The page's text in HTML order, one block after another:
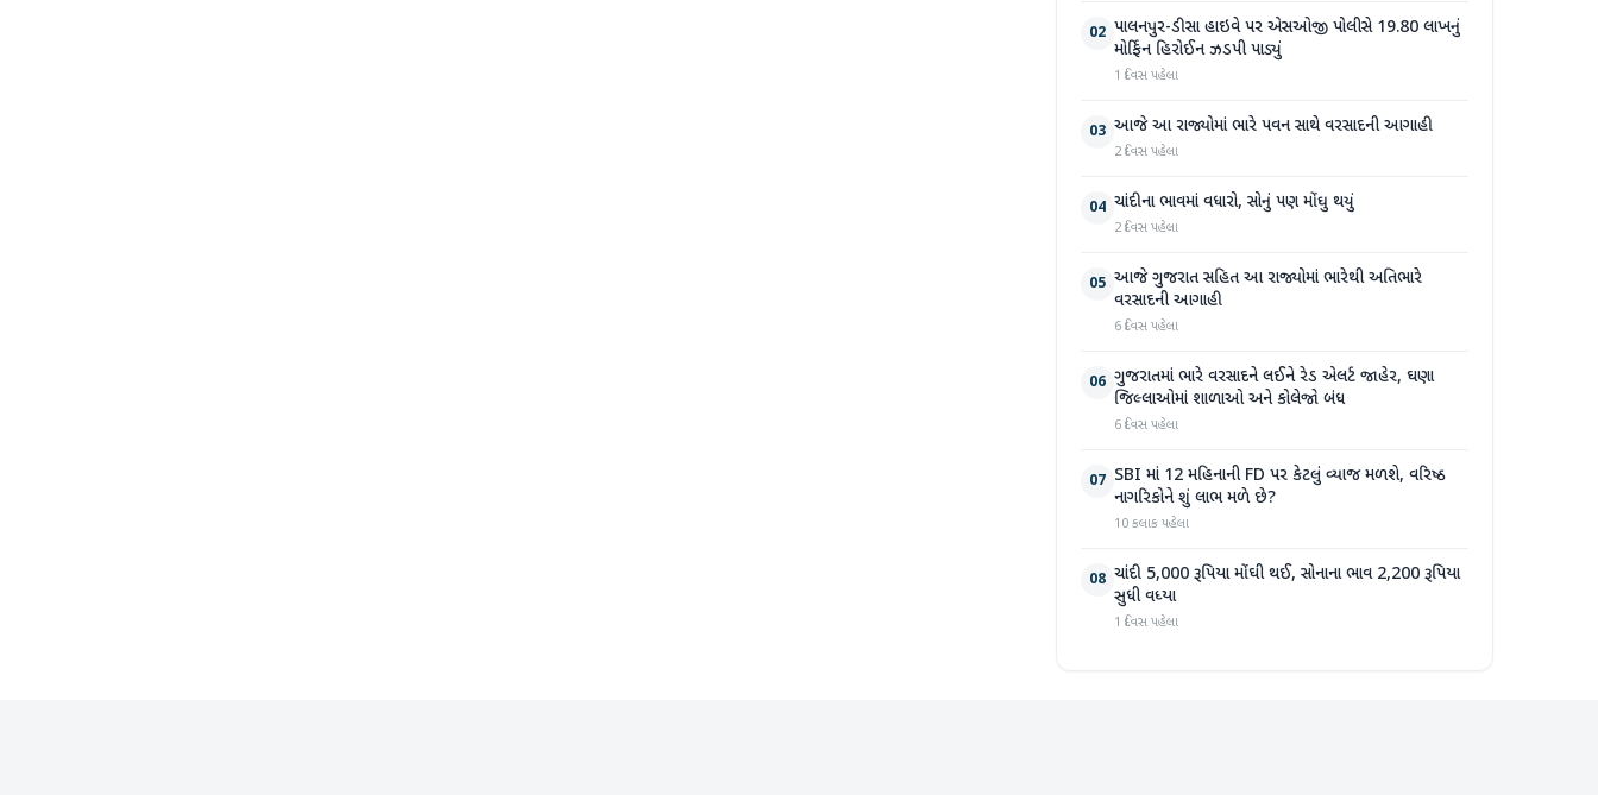
02 પાલનપુર-ડીસા હાઇવે પર એસઓજી પોલીસે 19.80 લાખનું
મોર્ફિન હિરોઈન ઝડપી પાડ્યું
1 દિવસ પહેલા
03 આજે આ રાજ્યોમાં ભારે પવન સાથે વરસાદની આગાહી
2 દિવસ પહેલા
04 ચાંદીના ભાવમાં વધારો, સોનું પણ મોંઘુ થયું
2 દિવસ પહેલા
05 આજે ગુજરાત સહિત આ રાજ્યોમાં ભારેથી અતિભારે
વરસાદની આગાહી
6 દિવસ પહેલા
06 ગુજરાતમાં ભારે વરસાદને લઈને રેડ એલર્ટ જાહેર, ઘણા
જિલ્લાઓમાં શાળાઓ અને કોલેજો બંધ
6 દિવસ પહેલા
07 SBI માં 12 મહિનાની FD પર કેટલું વ્યાજ મળશે, વરિષ્ઠ
નાગરિકોને શું લાભ મળે છે?
10 કલાક પહેલા
08 ચાંદી 5,000 રૂપિયા મોંઘી થઈ, સોનાના ભાવ 2,200 રૂપિયા
સુધી વધ્યા
1 દિવસ પહેલા